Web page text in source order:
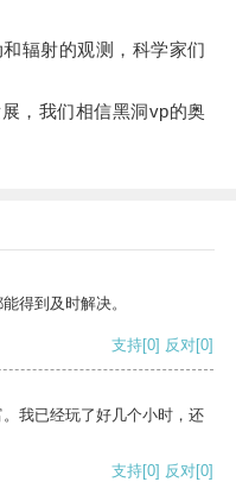
辐射的观测，科学家们
，我们相信黑洞vp的奥
得到及时解决。
支持[0] 反对[0]
我已经玩了好几个小时，还
支持[0] 反对[0]